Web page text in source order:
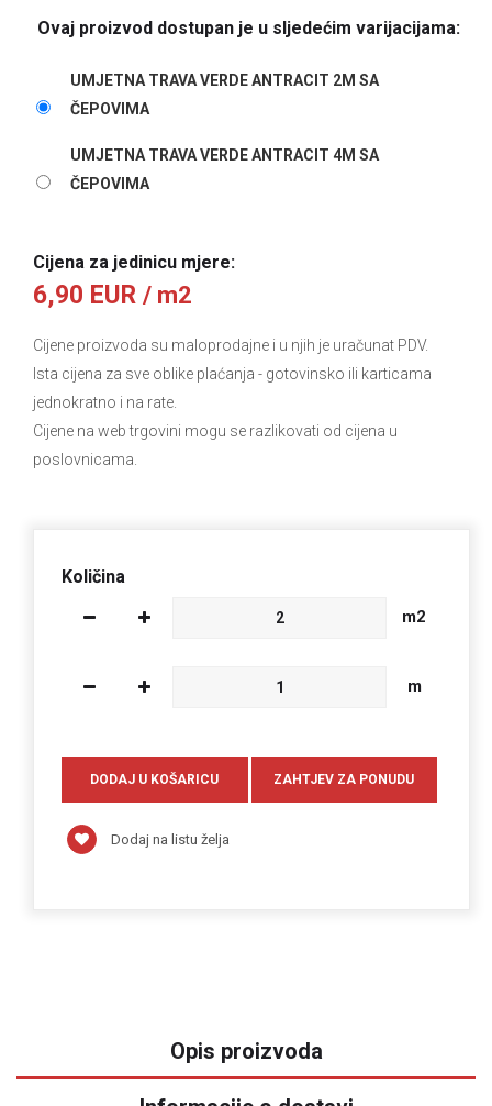
Ovaj proizvod dostupan je u sljedećim varijacijama:
UMJETNA TRAVA VERDE ANTRACIT 2M SA
ČEPOVIMA
UMJETNA TRAVA VERDE ANTRACIT 4M SA
ČEPOVIMA
Cijena za jedinicu mjere:
6,90 EUR / m2
Cijene proizvoda su maloprodajne i u njih je uračunat PDV.
Ista cijena za sve oblike plaćanja - gotovinsko ili karticama
jednokratno i na rate.
Cijene na web trgovini mogu se razlikovati od cijena u
poslovnicama.
Količina
m2
m
Dodaj na listu želja
Opis proizvoda